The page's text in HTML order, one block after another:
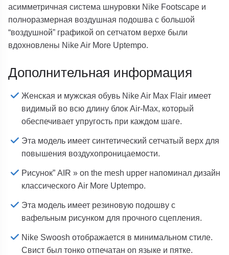
асимметричная система шнуровки Nike Footscape и
полноразмерная воздушная подошва с большой
“воздушной” графикой on сетчатом верхе были
вдохновлены Nike Air More Uptempo.
Дополнительная информация
Женская и мужская обувь Nike Air Max Flair имеет
видимый во всю длину блок Air-Max, который
обеспечивает упругость при каждом шаге.
Эта модель имеет синтетический сетчатый верх для
повышения воздухопроницаемости.
Рисунок” AIR » on the mesh upper напоминал дизайн
классического Air More Uptempo.
Эта модель имеет резиновую подошву с
вафельным рисунком для прочного сцепления.
Nike Swoosh отображается в минимальном стиле.
Свист был тонко отпечатан on языке и пятке.